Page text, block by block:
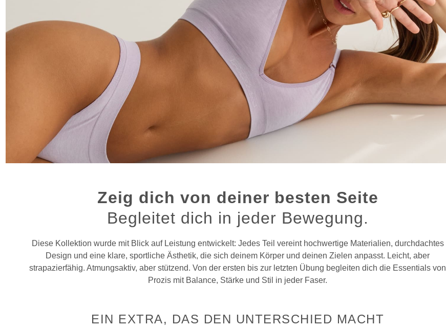
Zeig dich von deiner besten Seite
Begleitet dich in jeder Bewegung.
Diese Kollektion wurde mit Blick auf Leistung entwickelt: Jedes Teil vereint hochwertige Materialien, durchdachtes
Design und eine klare, sportliche Ästhetik, die sich deinem Körper und deinen Zielen anpasst. Leicht, aber
strapazierfähig. Atmungsaktiv, aber stützend. Von der ersten bis zur letzten Übung begleiten dich die Essentials von
Prozis mit Balance, Stärke und Stil in jeder Faser.
EIN EXTRA, DAS DEN UNTERSCHIED MACHT